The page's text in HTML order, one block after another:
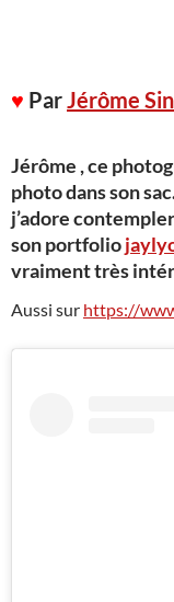
♥ Par Jérôme
Jérôme , ce
photo dans son
j’adore
son portfolio
vraiment très
Aussi sur https://